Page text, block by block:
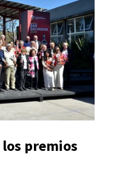
premios